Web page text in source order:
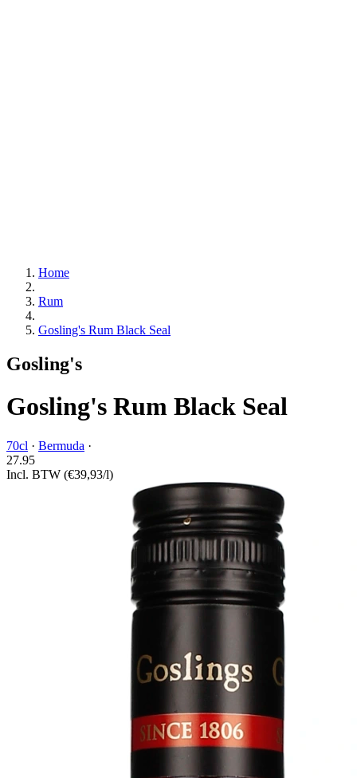
Home
Rum
Gosling's Rum Black Seal
Gosling's
Gosling's Rum Black Seal
70cl · Bermuda ·
27.95
Incl. BTW (€39,93/l)